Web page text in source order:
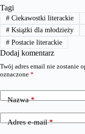
Tagi
#Ciekawostki literackie
#Książki dla młodzieży
#Postacie literackie
Dodaj komentarz
Twój adres email nie zostanie
oznaczone *
Nazwa*
Adres e-mail*